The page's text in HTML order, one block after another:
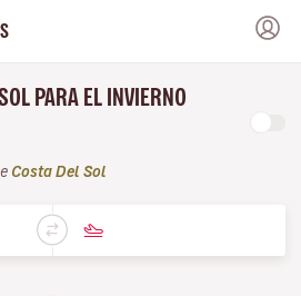
PARA EL INVIERNO
Costa Del Sol